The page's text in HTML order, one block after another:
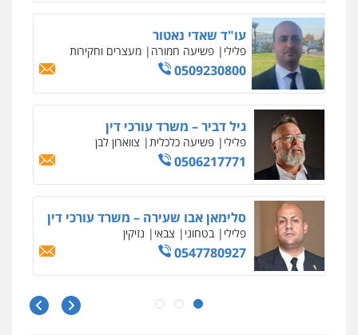
גיא זהבי משרד עורכי דין
פלילי משפחה
503456449
עו"ד איהאב ג'לג'ולי
פלילי מעצרים וחקירות עורכי דין לענייני
אסירים
0505216700
אייל בן שושן, עורך דין פלילי
פלילי מעצרים וחקירות פשיעה חמורה
נוער רישום פלילי
0522763105
עו"ד שלומי שרון